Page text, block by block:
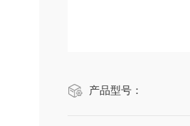
产品型号：